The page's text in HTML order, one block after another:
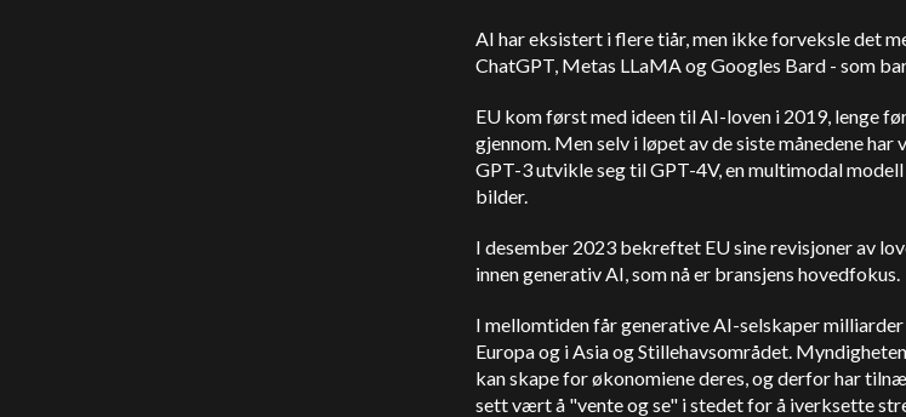
AI har eksistert i flere tiår, men ikke forveksle det
ChatGPT, Metas LLaMA og Googles Bard - som
EU kom først med ideen til AI-loven i 2019, lenge
gjennom. Men selv i løpet av de siste månedene
GPT-3 utvikle seg til GPT-4V, en multimodal
bilder.
I desember 2023 bekreftet EU sine revisjoner av
innen generativ AI, som nå er bransjens hovedfokus.
I mellomtiden får generative AI-selskaper milliarder
Europa og i Asia og Stillehavsområdet.
kan skape for økonomiene deres, og derfor har
sett vært å "vente og se" i stedet for å iverksette